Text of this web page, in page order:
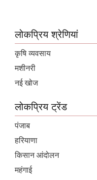
लोकप्रिय श्रेणियां
कृषि व्यवसाय
मशीनरी
नई खोज
लोकप्रिय ट्रेंड
पंजाब
हरियाणा
किसान आंदोलन
महंगाई